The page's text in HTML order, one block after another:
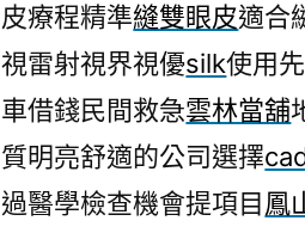
皮療程精準縫雙眼皮適合
視雷射視界視優silk使用
車借錢民間救急雲林當舖
質明亮舒適的公司選擇
過醫學檢查機會提項目鳳